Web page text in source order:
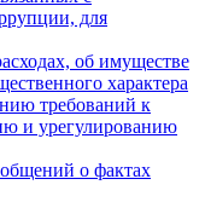
для
об имуществе
характера
требований к
и урегулированию
о фактах